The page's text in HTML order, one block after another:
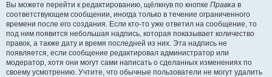
Вы можете перейти к редактированию, щёлкнув по кнопке Правка в
соответствующем сообщении, иногда только в течение ограниченного
времени после его создания. Если кто-то уже ответил на сообщение, то
под ним появится небольшая надпись, которая показывает количество
правок, а также дату и время последней из них. Эта надпись не
появляется, если сообщение редактировал администратор или
модератор, хотя они могут сами написать о сделанных изменениях по
своему усмотрению. Учтите, что обычные пользователи не могут удалить